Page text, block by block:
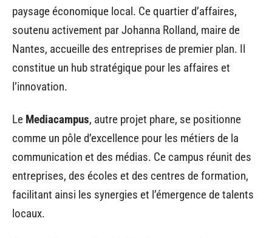
paysage économique local. Ce quartier d’affaires,
soutenu activement par Johanna Rolland, maire de
Nantes, accueille des entreprises de premier plan. Il
constitue un hub stratégique pour les affaires et
l’innovation.
Le Mediacampus, autre projet phare, se positionne
comme un pôle d’excellence pour les métiers de la
communication et des médias. Ce campus réunit des
entreprises, des écoles et des centres de formation,
facilitant ainsi les synergies et l’émergence de talents
locaux.